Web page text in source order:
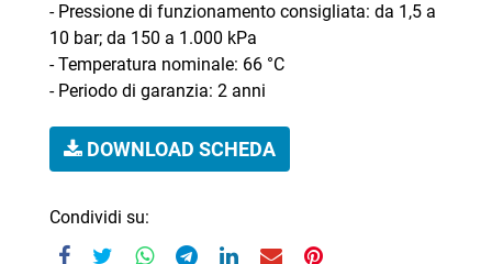
- Pressione di funzionamento consigliata: da 1,5 a
10 bar; da 150 a 1.000 kPa
- Temperatura nominale: 66 °C
- Periodo di garanzia: 2 anni
DOWNLOAD SCHEDA
Condividi su: